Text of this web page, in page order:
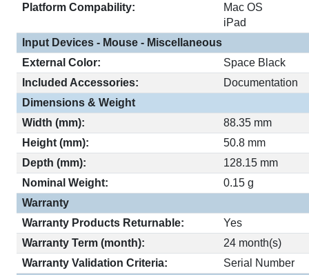
Platform Compability:
Mac OS
iPad
Input Devices - Mouse - Miscellaneous
External Color:
Space Black
Included Accessories:
Documentation
Dimensions & Weight
Width (mm):
88.35 mm
Height (mm):
50.8 mm
Depth (mm):
128.15 mm
Nominal Weight:
0.15 g
Warranty
Warranty Products Returnable:
Yes
Warranty Term (month):
24 month(s)
Warranty Validation Criteria:
Serial Number